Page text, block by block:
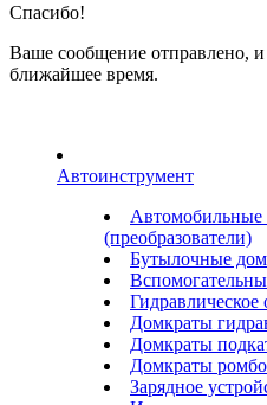
Спасибо!
Ваше сообщение отправлено,
ближайшее время.
Автоинструмент
Автомобильные
(преобразователи)
Бутылочные
Гидравлическое
Домкраты
Домкраты
Домкраты
Зарядное